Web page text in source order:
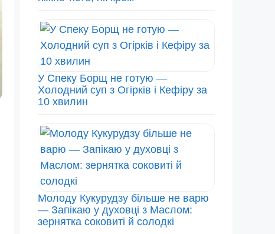
У Спеку Борщ не готую —
Холодний суп з Огірків і Кефіру за
10 хвилин
Молоду Кукурудзу більше не варю
— Запікаю у духовці з Маслом:
зернятка соковиті й солодкі